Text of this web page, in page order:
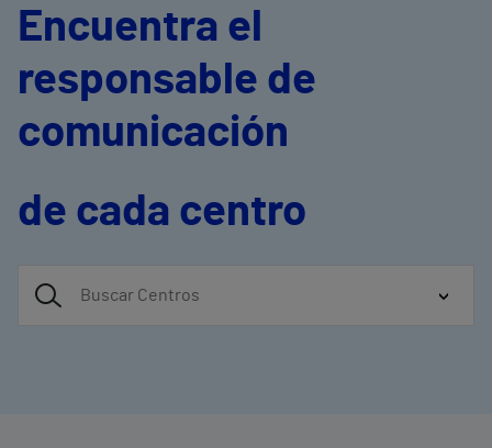
Encuentra el
responsable de
comunicación
de cada centro